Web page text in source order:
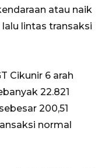
atau naik
lintas transaksi
Cikunir 6 arah
22.821
200,51
normal